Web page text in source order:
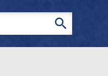
search